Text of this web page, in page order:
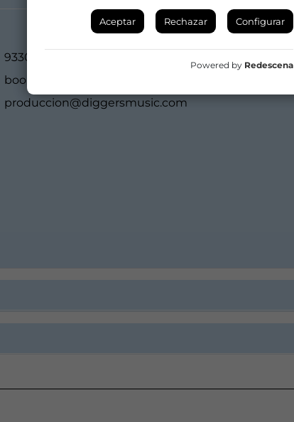
933091543 / 618670314
booking@diggersmusic.com
produccion@diggersmusic.com
Aceptar Rechazar Configurar
Powered by Redescena